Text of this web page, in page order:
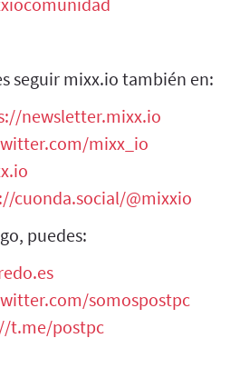
seguir mixx.io también en:
newsletter.mixx.io
mixx_io
cuonda.social/@mixxio
puedes:
somospostpc
t.me/postpc